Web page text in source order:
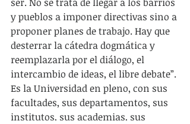
y pueblos a imponer directivas sino a
proponer planes de trabajo. Hay que
desterrar la cátedra dogmática y
reemplazarla por el diálogo, el
intercambio de ideas, el libre debate”.
Es la Universidad en pleno, con sus
facultades, sus departamentos, sus
institutos, sus academias, sus